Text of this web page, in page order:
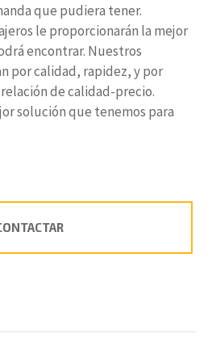
que pudiera tener.
le proporcionarán la mejor
encontrar. Nuestros
por calidad, rapidez, y por
de calidad-precio.
solución que tenemos para